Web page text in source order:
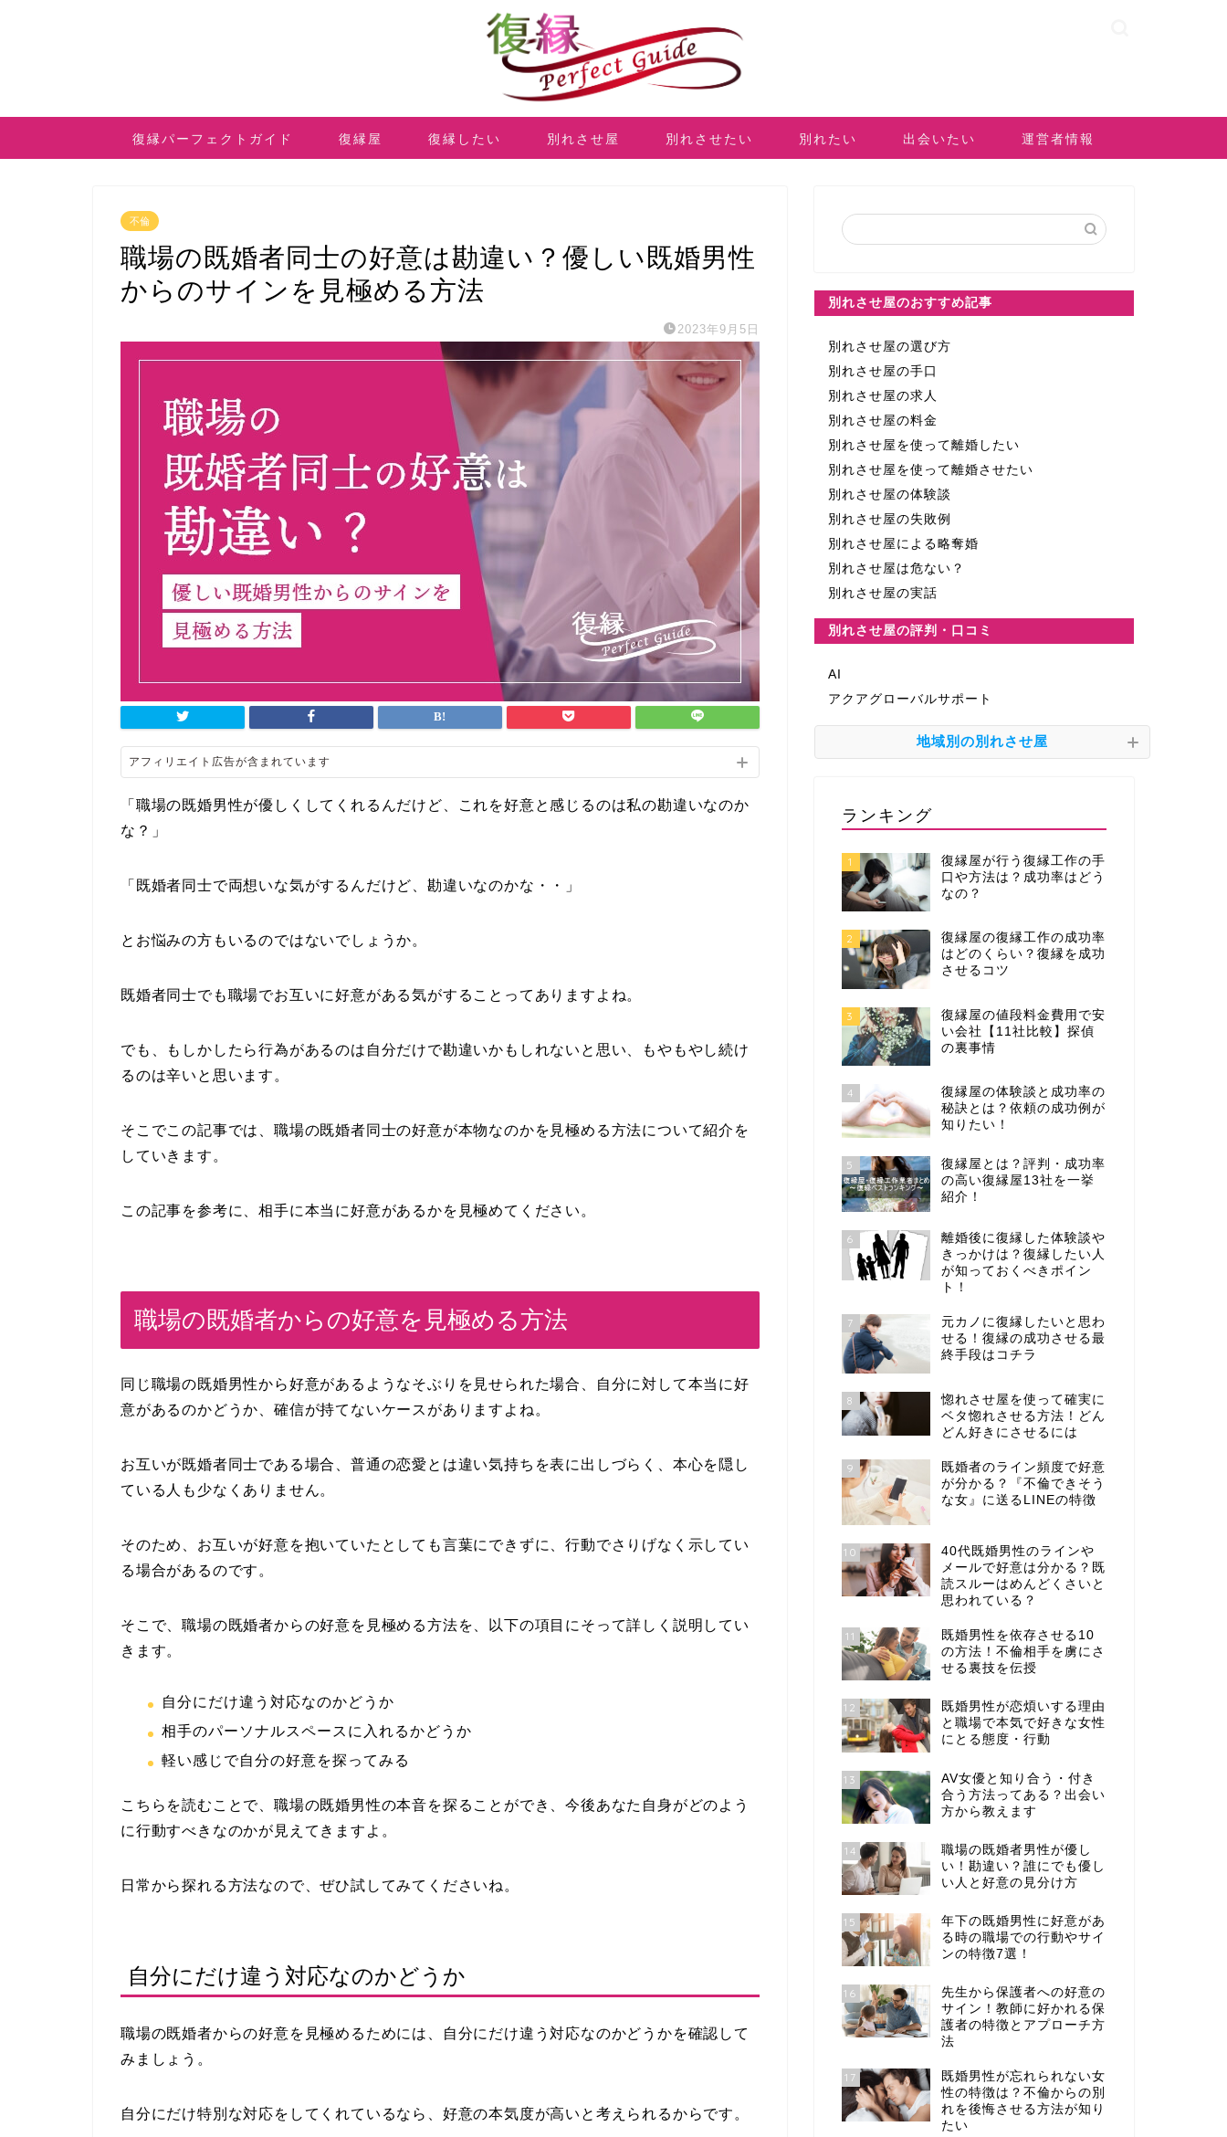
復縁パーフェクトガイド 復縁屋 復縁したい 別れさせ屋 別れさせたい 別れたい 出会いたい 運営者情報
不倫
職場の既婚者同士の好意は勘違い？優しい既婚男性
からのサインを見極める方法
2023年9月5日
アフィリエイト広告が含まれています
「職場の既婚男性が優しくしてくれるんだけど、これを好意と感じるのは私の勘違いなのか
な？」
「既婚者同士で両想いな気がするんだけど、勘違いなのかな・・」
とお悩みの方もいるのではないでしょうか。
既婚者同士でも職場でお互いに好意がある気がすることってありますよね。
でも、もしかしたら行為があるのは自分だけで勘違いかもしれないと思い、もやもやし続け
るのは辛いと思います。
そこでこの記事では、職場の既婚者同士の好意が本物なのかを見極める方法について紹介を
していきます。
この記事を参考に、相手に本当に好意があるかを見極めてください。
職場の既婚者からの好意を見極める方法
同じ職場の既婚男性から好意があるようなそぶりを見せられた場合、自分に対して本当に好
意があるのかどうか、確信が持てないケースがありますよね。
お互いが既婚者同士である場合、普通の恋愛とは違い気持ちを表に出しづらく、本心を隠し
ている人も少なくありません。
そのため、お互いが好意を抱いていたとしても言葉にできずに、行動でさりげなく示してい
る場合があるのです。
そこで、職場の既婚者からの好意を見極める方法を、以下の項目にそって詳しく説明してい
きます。
自分にだけ違う対応なのかどうか
相手のパーソナルスペースに入れるかどうか
軽い感じで自分の好意を探ってみる
こちらを読むことで、職場の既婚男性の本音を探ることができ、今後あなた自身がどのよう
に行動すべきなのかが見えてきますよ。
日常から探れる方法なので、ぜひ試してみてくださいね。
自分にだけ違う対応なのかどうか
職場の既婚者からの好意を見極めるためには、自分にだけ違う対応なのかどうかを確認して
みましょう。
自分にだけ特別な対応をしてくれているなら、好意の本気度が高いと考えられるからです。
別れさせ屋のおすすめ記事
別れさせ屋の選び方
別れさせ屋の手口
別れさせ屋の求人
別れさせ屋の料金
別れさせ屋を使って離婚したい
別れさせ屋を使って離婚させたい
別れさせ屋の体験談
別れさせ屋の失敗例
別れさせ屋による略奪婚
別れさせ屋は危ない？
別れさせ屋の実話
別れさせ屋の評判・口コミ
AI
アクアグローバルサポート
地域別の別れさせ屋
ランキング
1
復縁屋が行う復縁工作の手
口や方法は？成功率はどう
なの？
2
復縁屋の復縁工作の成功率
はどのくらい？復縁を成功
させるコツ
3
復縁屋の値段料金費用で安
い会社【11社比較】探偵
の裏事情
4
復縁屋の体験談と成功率の
秘訣とは？依頼の成功例が
知りたい！
5
復縁屋とは？評判・成功率
の高い復縁屋13社を一挙
紹介！
6
離婚後に復縁した体験談や
きっかけは？復縁したい人
が知っておくべきポイン
ト！
7
元カノに復縁したいと思わ
せる！復縁の成功させる最
終手段はコチラ
8
惚れさせ屋を使って確実に
ベタ惚れさせる方法！どん
どん好きにさせるには
9
既婚者のライン頻度で好意
が分かる？『不倫できそう
な女』に送るLINEの特徴
10
40代既婚男性のラインや
メールで好意は分かる？既
読スルーはめんどくさいと
思われている？
11
既婚男性を依存させる10
の方法！不倫相手を虜にさ
せる裏技を伝授
12
既婚男性が恋煩いする理由
と職場で本気で好きな女性
にとる態度・行動
13
AV女優と知り合う・付き
合う方法ってある？出会い
方から教えます
14
職場の既婚者男性が優し
い！勘違い？誰にでも優し
い人と好意の見分け方
15
年下の既婚男性に好意があ
る時の職場での行動やサイ
ンの特徴7選！
16
先生から保護者への好意の
サイン！教師に好かれる保
護者の特徴とアプローチ方
法
17
既婚男性が忘れられない女
性の特徴は？不倫からの別
れを後悔させる方法が知り
たい